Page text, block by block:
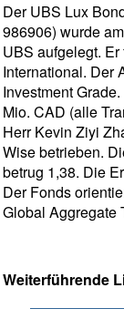
Der UBS Lux
986906) wurde
UBS aufgelegt.
International. Der
Investment
Mio. CAD (alle
Herr Kevin Ziyi
Wise betrieben.
betrug 1,38. Die
Der Fonds
Global Aggregate
Weiterführende